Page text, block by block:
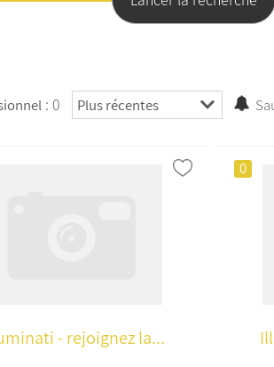
: 0
- rejoignez la...
0